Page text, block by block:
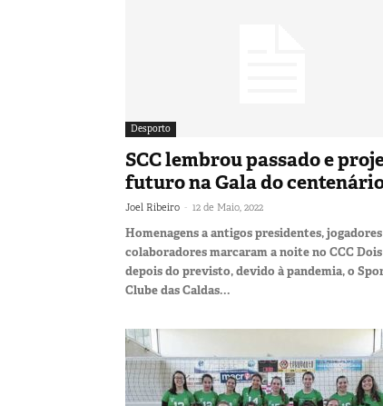
Desporto
SCC lembrou passado e
futuro na Gala do
Joel Ribeiro - 12 de Maio, 2022
Homenagens a antigos presidentes,
colaboradores marcaram a noite no CCC
depois do previsto, devido à pandemia, o
Clube das Caldas...